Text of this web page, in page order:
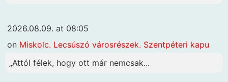
2026.08.09. at 08:05
on Miskolc. Lecsúszó városrészek. Szentpéteri kapu
„Attól félek, hogy ott már nemcsak...